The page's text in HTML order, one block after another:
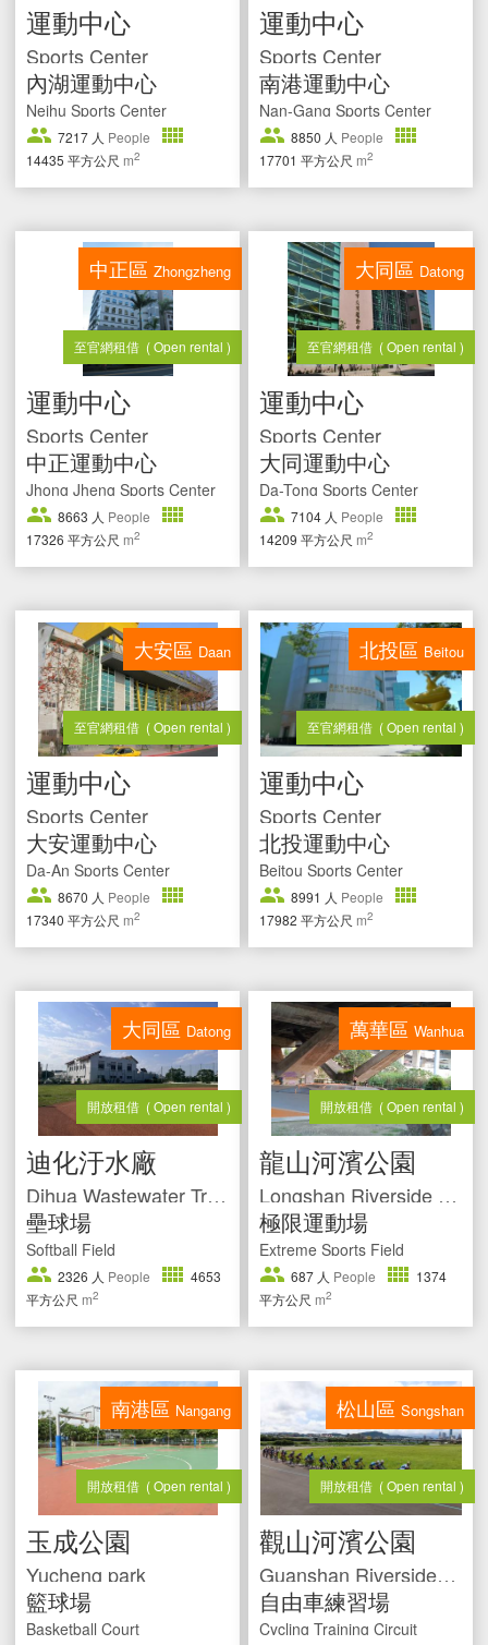
運動中心
Sports Center
內湖運動中心
Neihu Sports Center
7217 人 People
14435 平方公尺 m2
運動中心
Sports Center
南港運動中心
Nan-Gang Sports Center
8850 人 People
17701 平方公尺 m2
中正區 Zhongzheng
至官網租借 ( Open rental )
運動中心
Sports Center
中正運動中心
Jhong Jheng Sports Center
8663 人 People
17326 平方公尺 m2
大同區 Datong
至官網租借 ( Open rental )
運動中心
Sports Center
大同運動中心
Da-Tong Sports Center
7104 人 People
14209 平方公尺 m2
大安區 Daan
至官網租借 ( Open rental )
運動中心
Sports Center
大安運動中心
Da-An Sports Center
8670 人 People
17340 平方公尺 m2
北投區 Beitou
至官網租借 ( Open rental )
運動中心
Sports Center
北投運動中心
Beitou Sports Center
8991 人 People
17982 平方公尺 m2
大同區 Datong
開放租借 ( Open rental )
迪化汙水廠
Dihua Wastewater Treatment Plant
壘球場
Softball Field
2326 人 People
4653
平方公尺 m2
萬華區 Wanhua
開放租借 ( Open rental )
龍山河濱公園
Longshan Riverside Park
極限運動場
Extreme Sports Field
687 人 People
1374
平方公尺 m2
南港區 Nangang
開放租借 ( Open rental )
玉成公園
Yucheng park
籃球場
Basketball Court
松山區 Songshan
開放租借 ( Open rental )
觀山河濱公園
Guanshan Riverside Park
自由車練習場
Cycling Training Circuit